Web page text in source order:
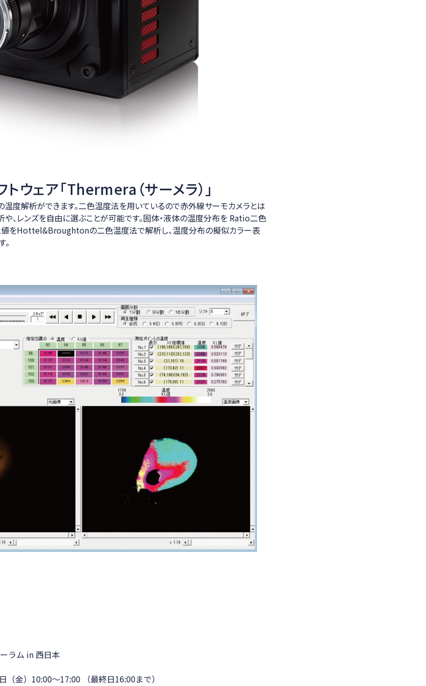
ウェア「Thermera（サーメラ）」
度解析ができます。二色温度法を用いているので赤外線サーモカメラとは
や、レンズを自由に選ぶことが可能です。固体・液体の温度分布を Ratio二色
値をHottel&Broughtonの二色温度法で解析し、温度分布の擬似カラー表
ラム in 西日本
（金）10:00～17:00 （最終日16:00まで）